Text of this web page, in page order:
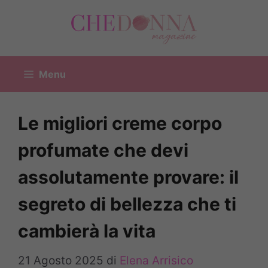
Menu
Le migliori creme corpo
profumate che devi
assolutamente provare: il
segreto di bellezza che ti
cambierà la vita
21 Agosto 2025 di Elena Arrisico